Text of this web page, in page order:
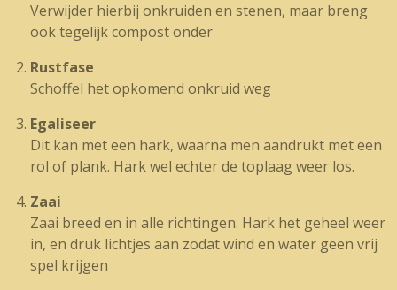
Verwijder hierbij onkruiden en stenen, maar breng
ook tegelijk compost onder
Rustfase
Schoffel het opkomend onkruid weg
Egaliseer
Dit kan met een hark, waarna men aandrukt met een
rol of plank. Hark wel echter de toplaag weer los.
Zaai
Zaai breed en in alle richtingen. Hark het geheel weer
in, en druk lichtjes aan zodat wind en water geen vrij
spel krijgen